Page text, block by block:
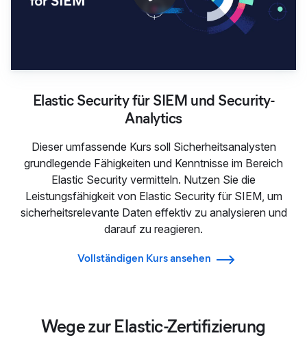
Elastic Security für SIEM und Security-
Analytics
Dieser umfassende Kurs soll Sicherheitsanalysten
grundlegende Fähigkeiten und Kenntnisse im Bereich
Elastic Security vermitteln. Nutzen Sie die
Leistungsfähigkeit von Elastic Security für SIEM, um
sicherheitsrelevante Daten effektiv zu analysieren und
darauf zu reagieren.
Vollständigen Kurs ansehen
Wege zur Elastic-Zertifizierung